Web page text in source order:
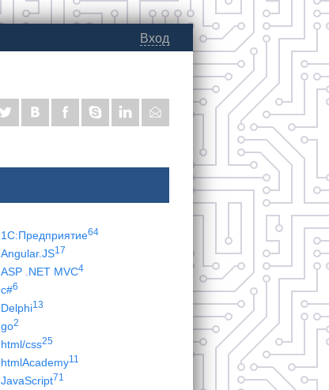
Вход
1С:Предприятие64
Angular.JS17
ASP .NET MVC4
c#6
Delphi13
go2
html/css25
htmlAcademy11
JavaScript71